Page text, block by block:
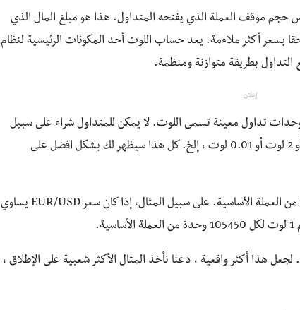
حجم موقف العملة الذي يفتحه المتداول. هذا هو مبلغ المال الذي
بسعر أكثر ملاءمة. يعد حساب اللوت أحد المكونات الرئيسية لنظام
التداول بطريقة متوازنة ومنظمة.
إعلان
تداول معينة تسمى اللوت. لا يمكن للمتداول شراء على سبيل
المثال ، 1000 دولار بالضبط ، يمكنه شراء 1 لوت أو 2 لوت أو 0.01 لوت ، إلخ. كل هذا سيظهر لك بشكل افضل على
الحصة القياسية في الفوركس هي 100،000 وحدة من العملة الأساسية. على سبيل المثال، إذا كان سعر EUR/USD يساوي
هذا أكثر واقعية ، دعنا نأخذ المثال الأكثر شعبية على الإطلاق ،